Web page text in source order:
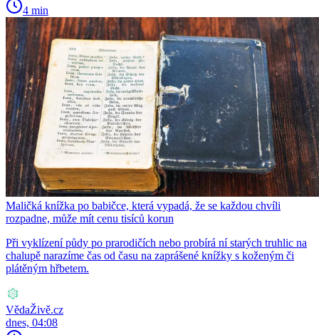
4 min
Maličká knížka po babičce, která vypadá, že se každou chvíli
rozpadne, může mít cenu tisíců korun
Při vyklízení půdy po prarodičích nebo probírá ní starých truhlic na
chalupě narazíme čas od času na zaprášené knížky s koženým či
plátěným hřbetem.
VědaŽivě.cz
dnes, 04:08